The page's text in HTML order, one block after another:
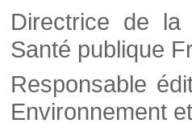
Directrice de la
Santé publique
Responsable
Environnement